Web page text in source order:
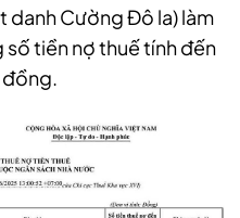
Cường Đô la) làm
số tiền nợ thuế tính đến